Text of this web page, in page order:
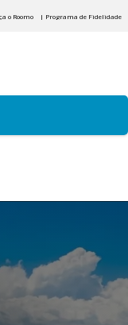
o Roomo | Programa de Fidelidade